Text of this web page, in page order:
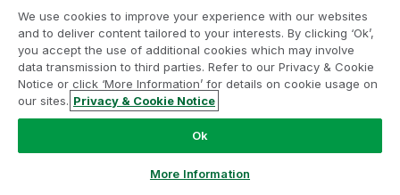
をクリックし、
[テーブルを再作
成] を選択しま
す。たとえば、
データ マートに
We use cookies to improve your experience with our websites
and to deliver content tailored to your interests. By clicking ‘Ok’,
you accept the use of additional cookies which may involve
data transmission to third parties. Refer to our Privacy & Cookie
Notice or click ‘More Information’ for details on cookie usage on
our sites. Privacy & Cookie Notice
Ok
More Information